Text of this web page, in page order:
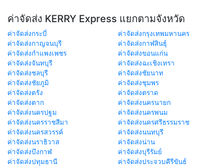
ค่าจัดส่ง KERRY Express แยกตามจังหวัด
ค่าจัดส่งกระบี่
ค่าจัดส่งกรุงเทพมหานคร
ค่าจัดส่งกาญจนบุรี
ค่าจัดส่งกาฬสินธุ์
ค่าจัดส่งกำแพงเพชร
ค่าจัดส่งขอนแก่น
ค่าจัดส่งจันทบุรี
ค่าจัดส่งฉะเชิงเทรา
ค่าจัดส่งชลบุรี
ค่าจัดส่งชัยนาท
ค่าจัดส่งชัยภูมิ
ค่าจัดส่งชุมพร
ค่าจัดส่งตรัง
ค่าจัดส่งตราด
ค่าจัดส่งตาก
ค่าจัดส่งนครนายก
ค่าจัดส่งนครปฐม
ค่าจัดส่งนครพนม
ค่าจัดส่งนครราชสีมา
ค่าจัดส่งนครศรีธรรมราช
ค่าจัดส่งนครสวรรค์
ค่าจัดส่งนนทบุรี
ค่าจัดส่งนราธิวาส
ค่าจัดส่งน่าน
ค่าจัดส่งบึงกาฬ
ค่าจัดส่งบุรีรัมย์
ค่าจัดส่งปทุมธานี
ค่าจัดส่งประจวบคีรีขันธ์